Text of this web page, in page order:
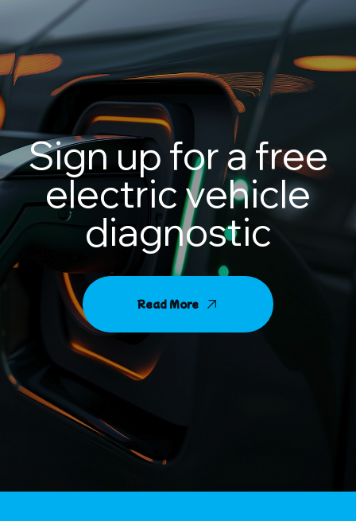
Sign up for a free
electric vehicle
diagnostic
Read More